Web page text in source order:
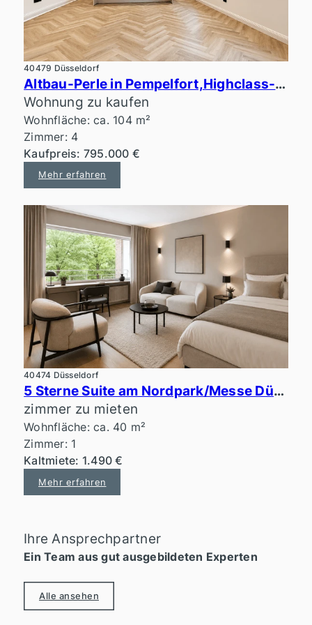
40479 Düsseldorf
Altbau-Perle in Pempelfort,Highclass-Ausstattung, Erstbezug
Wohnung zu kaufen
Wohnfläche: ca. 104 m²
Zimmer: 4
Kaufpreis: 795.000 €
Mehr erfahren
40474 Düsseldorf
5 Sterne Suite am Nordpark/Messe Düsseldorf
zimmer zu mieten
Wohnfläche: ca. 40 m²
Zimmer: 1
Kaltmiete: 1.490 €
Mehr erfahren
Ihre Ansprechpartner
Ein Team aus gut ausgebildeten Experten
Alle ansehen